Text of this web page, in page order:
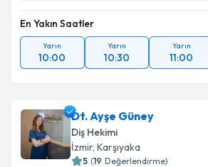
En Yakın Saatler
Yarın
10:00
Yarın
10:30
Yarın
11:00
Dt. Ayşe Güney
Diş Hekimi
İzmir, Karşıyaka
5 (19 Değerlendirme)